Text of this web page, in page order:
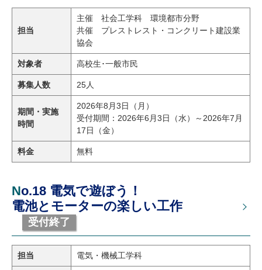
担当
主催 社会工学科 環境都市分野
共催 プレストレスト・コンクリート建設業
協会
対象者 高校生･一般市民
募集人数 25人
期間・実施
時間
2026年8月3日（月）
受付期間：2026年6月3日（水）～2026年7月
17日（金）
料金 無料
No.18 電気で遊ぼう！
電池とモーターの楽しい工作
受付終了
担当 電気・機械工学科